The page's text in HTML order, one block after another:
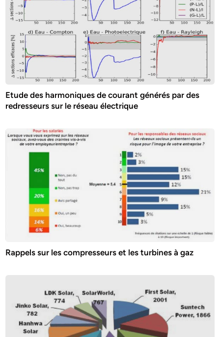
Etude des harmoniques de courant générés par des
redresseurs sur le réseau électrique
Rappels sur les compresseurs et les turbines à gaz